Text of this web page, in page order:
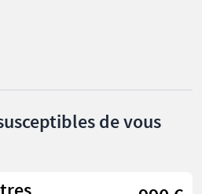
de vous